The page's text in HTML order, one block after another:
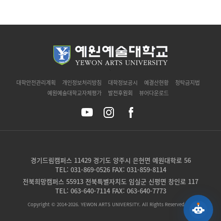
대학안전관리계획 개인정보처리방침 대학정보공시 예결산현황
청탁금지법
예원예술대학교자체평가
발전후원회 뷰어다운로드
경기드림캠퍼스 11429 경기도 양주시 은현면 예원대학로 56
TEL: 031-869-0526 FAX: 031-859-8114
전북희망캠퍼스 55913 전북특별자치도 임실군 신평면 창인로 117
TEL: 063-640-7114 FAX: 063-640-7773
Copyright © 2014-2026. YEWON ARTS UNIVERSITY. All Rights Reserved.